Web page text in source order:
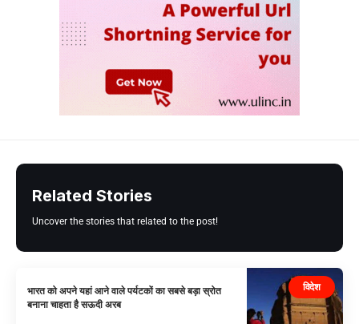
Related Stories
Uncover the stories that related to the post!
विदेश
भारत को अपने यहां आने वाले पर्यटकों का सबसे बड़ा स्रोत
बनाना चाहता है सऊदी अरब